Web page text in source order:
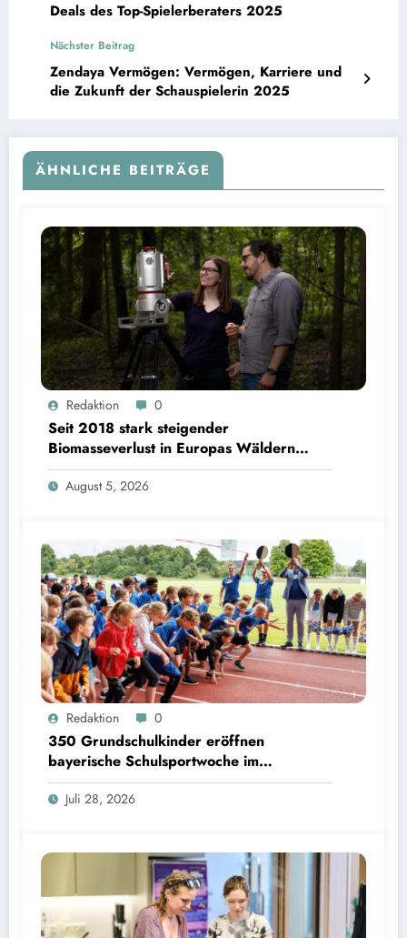
Deals des Top-Spielerberaters 2025
Nächster Beitrag
Zendaya Vermögen: Vermögen, Karriere und
die Zukunft der Schauspielerin 2025
ÄHNLICHE BEITRÄGE
| Bild: Sebastian Kissel / TUM
Redaktion 0
Seit 2018 stark steigender
Biomasseverlust in Europas Wäldern
mindert Kohlenstoffsenken
August 5, 2026
Matthias Balk/Bayerisches Staatsministerium für Unterricht und Kultus
Redaktion 0
350 Grundschulkinder eröffnen
bayerische Schulsportwoche im
Olympiapark
Juli 28, 2026